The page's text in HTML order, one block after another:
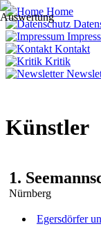
Home
Kontakt
Kritik
Künstler
1.
Nürnberg
Egersdörfer